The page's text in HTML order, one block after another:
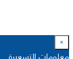
×
معلومات التسعيرة